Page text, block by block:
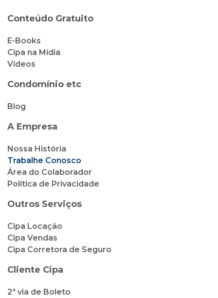
Conteúdo Gratuito
E-Books
Cipa na Mídia
Vídeos
Condomínio etc
Blog
A Empresa
Nossa História
Trabalhe Conosco
Área do Colaborador
Política de Privacidade
Outros Serviços
Cipa Locação
Cipa Vendas
Cipa Corretora de Seguro
Cliente Cipa
2ª via de Boleto